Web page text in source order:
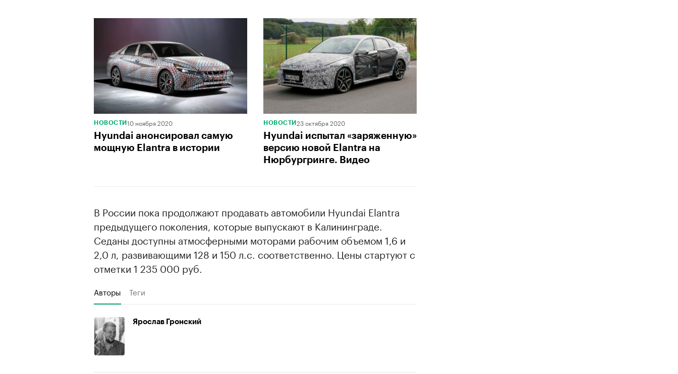
НОВОСТИ 10 ноября 2020
Hyundai анонсировал самую
мощную Elantra в истории
НОВОСТИ 23 октября 2020
Hyundai испытал «заряженную»
версию новой Elantra на
Нюрбургринге. Видео
В России пока продолжают продавать автомобили Hyundai Elantra
предыдущего поколения, которые выпускают в Калининграде.
Седаны доступны атмосферными моторами рабочим объемом 1,6 и
2,0 л, развивающими 128 и 150 л.с. соответственно. Цены стартуют с
отметки 1 235 000 руб.
Авторы Теги
Ярослав Гронский